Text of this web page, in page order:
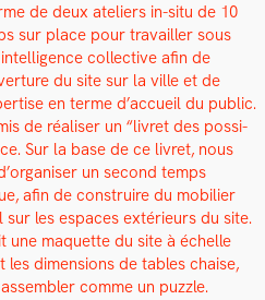
de deux ate­liers in-situ de 10
sur place pour tra­vailler sous
col­lec­tive afin de
du site sur la ville et de
en terme d’ac­cueil du pub­lic.
de réalis­er un “livret des pos­si­
Sur la base de ce livret, nous
un sec­ond temps
afin de con­stru­ire du mobili­er
les espaces extérieurs du site.
une maque­tte du site à échelle
dimen­sions de tables chaise,
comme un puz­zle.